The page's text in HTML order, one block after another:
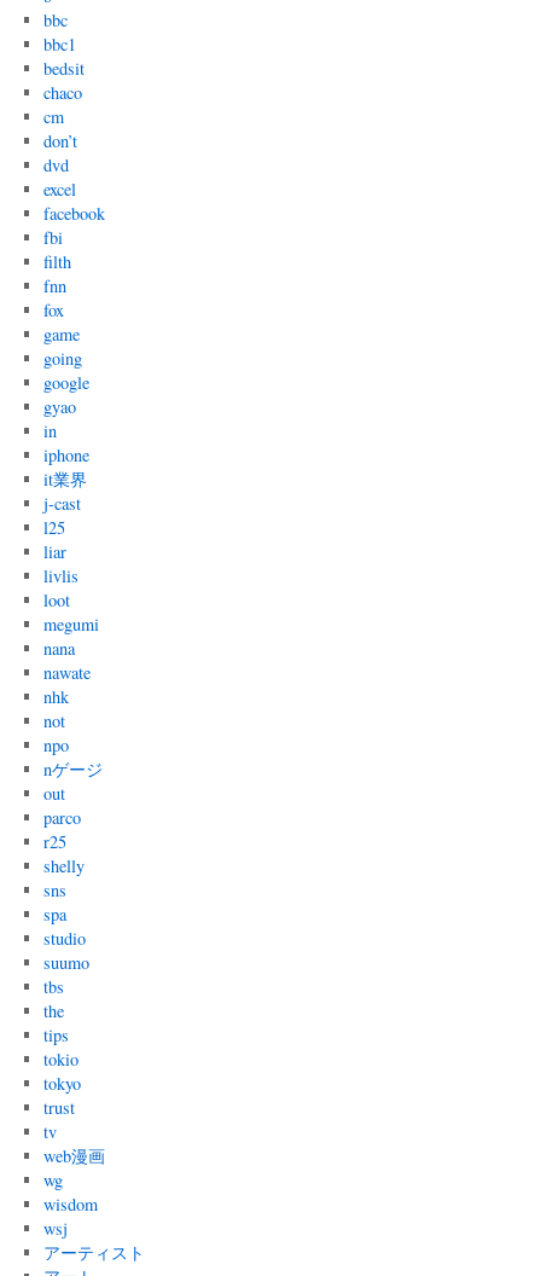
bbc
bbc1
bedsit
chaco
cm
don’t
dvd
excel
facebook
fbi
filth
fnn
fox
game
going
google
gyao
in
iphone
it業界
j-cast
l25
liar
livlis
loot
megumi
nana
nawate
nhk
not
npo
nゲージ
out
parco
r25
shelly
sns
spa
studio
suumo
tbs
the
tips
tokio
tokyo
trust
tv
web漫画
wg
wisdom
wsj
アーティスト